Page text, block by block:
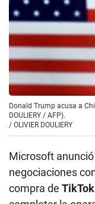
Donald Trump acusa a
DOULIERY / AFP).
/ OLIVIER DOULIERY
Microsoft
negociaciones
compra de TikTok